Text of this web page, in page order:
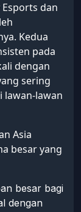
dan
Kedua
pada
dengan
sering
lawan-lawan
Asia
besar yang
besar bagi
dengan